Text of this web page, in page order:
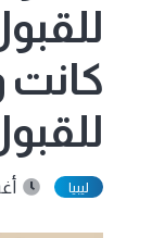
كانت
ليبيا